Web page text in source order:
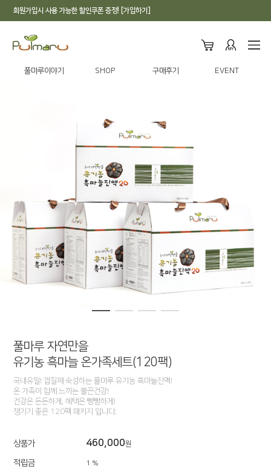
회원가입시 사용 가능한 할인쿠폰 증정! [가입하기]
풀마루이야기 SHOP 구매후기 EVENT
풀마루 자연만을
유기농 흑마늘 온가족세트(120팩)
국내유일! 껍질째 숙성하는 풀마루 유기농 흑마늘진액!
온 가족이 함께 느끼는 불끈건강!
건강은 든든하게, 혜택은 빵빵하게!
챙기기 좋은 120팩 패키지 입니다.
상품가 460,000원
적립금 1 %